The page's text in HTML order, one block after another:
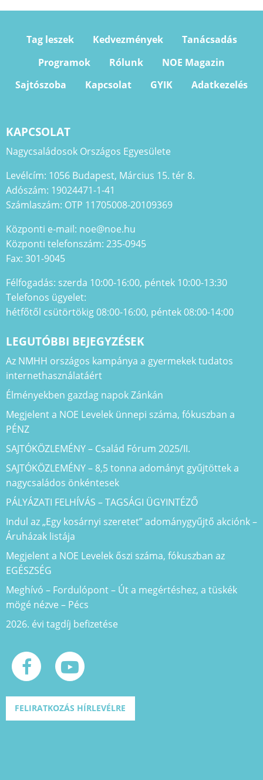
Tag leszek Kedvezmények
Tanácsadás
Programok
Rólunk
NOE Magazin
Sajtószoba
Kapcsolat GYIK Adatkezelés
KAPCSOLAT
Nagycsaládosok Országos Egyesülete
Levélcím: 1056 Budapest, Március 15. tér 8.
Adószám: 19024471-1-41
Számlaszám: OTP 11705008-20109369
Központi e-mail: noe@noe.hu
Központi telefonszám: 235-0945
Fax: 301-9045
Félfogadás: szerda 10:00-16:00, péntek 10:00-13:30
Telefonos ügyelet:
hétfőtől csütörtökig 08:00-16:00, péntek 08:00-14:00
LEGUTÓBBI BEJEGYZÉSEK
Az NMHH országos kampánya a gyermekek tudatos
internethasználatáért
Élményekben gazdag napok Zánkán
Megjelent a NOE Levelek ünnepi száma, fókuszban a
PÉNZ
SAJTÓKÖZLEMÉNY – Család Fórum 2025/II.
SAJTÓKÖZLEMÉNY – 8,5 tonna adományt gyűjtöttek a
nagycsaládos önkéntesek
PÁLYÁZATI FELHÍVÁS – TAGSÁGI ÜGYINTÉZŐ
Indul az „Egy kosárnyi szeretet” adománygyűjtő akciónk –
Áruházak listája
Megjelent a NOE Levelek őszi száma, fókuszban az
EGÉSZSÉG
Meghívó – Fordulópont – Út a megértéshez, a tüskék
mögé nézve – Pécs
2026. évi tagdíj befizetése
FELIRATKOZÁS HÍRLEVÉLRE